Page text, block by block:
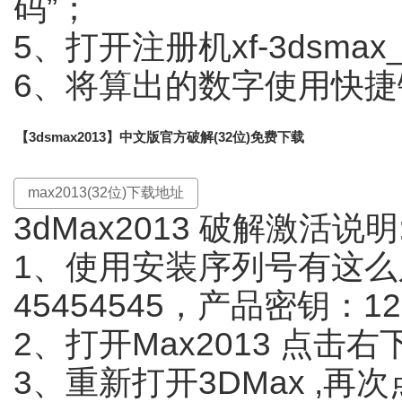
码”；
5、打开注册机xf-
6、将算出的数字使用快
【3dsmax2013】中文版官方破解(32位)免费下载
max2013(32位)下载地址
3dMax2013 破解激活说
1、使用安装序列号有这
45454545，产品密钥：
2、打开Max2013 点击右
3、重新打开3DMax ,再